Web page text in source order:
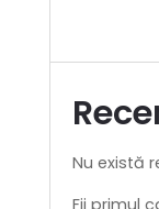
Nu există
Fii primul